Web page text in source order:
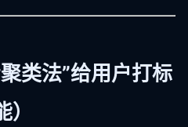
类法”给用户打标